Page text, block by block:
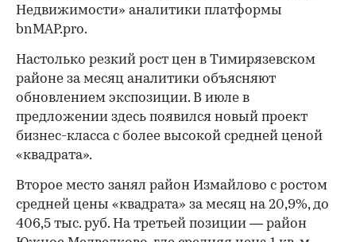
Недвижимости» аналитики платформы
bnMAP.pro.
Настолько резкий рост цен в Тимирязевском
районе за месяц аналитики объясняют
обновлением экспозиции. В июле в
предложении здесь появился новый проект
бизнес-класса с более высокой средней ценой
«квадрата».
Второе место занял район Измайлово с ростом
средней цены «квадрата» за месяц на 20,9%, до
406,5 тыс. руб. На третьей позиции — район